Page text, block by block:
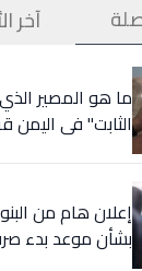
آخر
ما هو المصير
الثابت" في اليمن
إعلان هام من
بشأن موعد بدء